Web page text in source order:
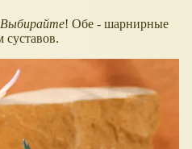
Выбирайте! Обе - шарнирные